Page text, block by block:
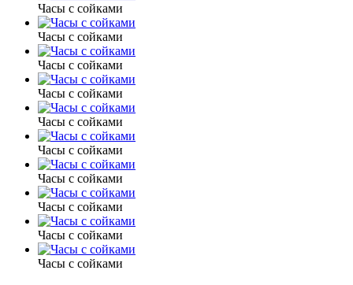
Часы с сойками
Часы с сойками
Часы с сойками
Часы с сойками
Часы с сойками
Часы с сойками
Часы с сойками
Часы с сойками
Часы с сойками
Часы с сойками